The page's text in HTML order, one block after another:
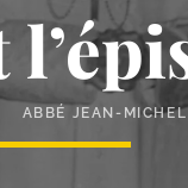
ABBÉ JEAN-